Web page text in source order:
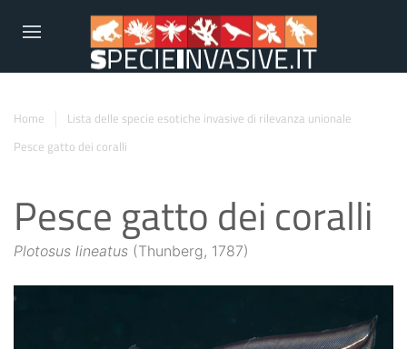
Home
Lista delle specie esotiche invasive di rilevanza unionale
Pesce gatto dei coralli
Pesce gatto dei coralli
Plotosus lineatus (Thunberg, 1787)